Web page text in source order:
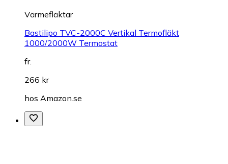
Värmefläktar
Bastilipo TVC-2000C Vertikal Termofläkt
1000/2000W Termostat
fr.
266 kr
hos Amazon.se